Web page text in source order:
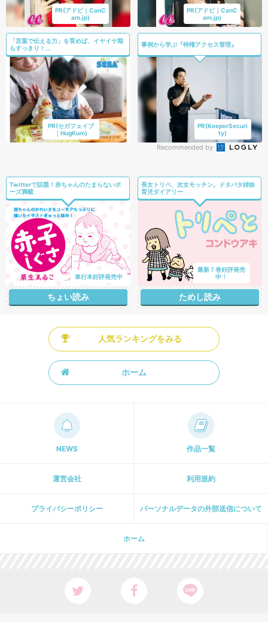
PR(アドビ｜CanC
am.jp)
PR(アドビ｜CanC
am.jp)
「言葉で伝える力」を育めば、イヤイヤ期
もすっきり！...
PR(セガフェイブ
｜HugKum)
事例から学ぶ『特権アクセス管理』
PR(KeeperSecuri
ty)
Recommended by
Twitterで話題！赤ちゃんのたまらないポ
ーズ満載
単行本好評発売中
ちょい読み
長女トリペ、次女モッチン。ドタバタ姉妹
育児ダイアリー
最新７巻好評発売
中！
ためし読み
人気ランキングをみる
ホーム
NEWS 作品一覧
運営会社 利用規約
プライパシーポリシー パーソナルデータの外部送信について
ホーム